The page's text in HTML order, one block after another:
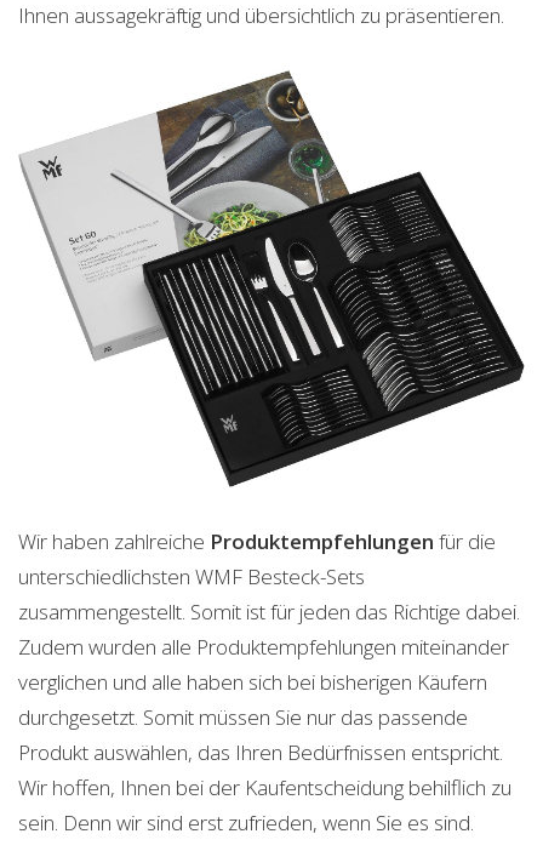
Ihnen aussagekräftig und übersichtlich zu präsentieren.
Wir haben zahlreiche Produktempfehlungen für die
unterschiedlichsten WMF Besteck-Sets
zusammengestellt. Somit ist für jeden das Richtige dabei.
Zudem wurden alle Produktempfehlungen miteinander
verglichen und alle haben sich bei bisherigen Käufern
durchgesetzt. Somit müssen Sie nur das passende
Produkt auswählen, das Ihren Bedürfnissen entspricht.
Wir hoffen, Ihnen bei der Kaufentscheidung behilflich zu
sein. Denn wir sind erst zufrieden, wenn Sie es sind.